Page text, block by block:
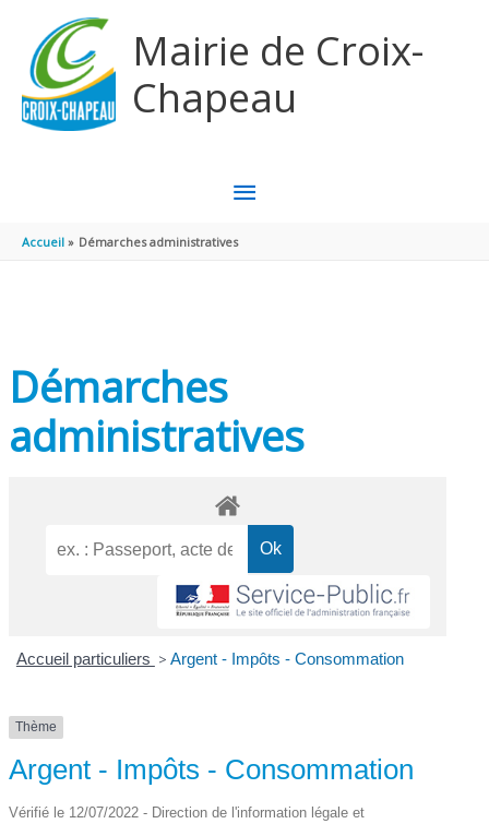
Mairie de Croix-
Chapeau
MENU
PRINCIPAL
Accueil Démarches administratives
Démarches
administratives
Accueil particuliers > Argent - Impôts - Consommation
Thème
Argent - Impôts - Consommation
Vérifié le 12/07/2022 - Direction de l'information légale et